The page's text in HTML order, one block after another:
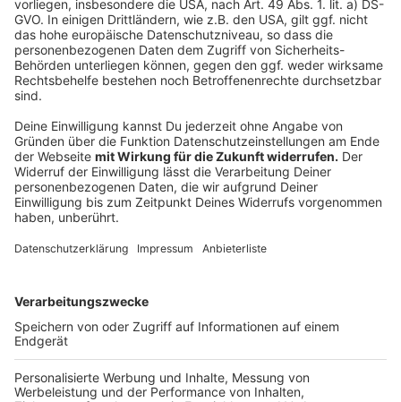
größtenteils an den Wochenenden, ein Teil der Züge
auch unter der Woche zwischen Köln und Koblenz
umgeleitet oder entfallen auf dem Abschnitt
Koblenz/Bonn – Köln. In Richtung Norden werden die
Fernverkehrszüge im gesamten Zeitraum zwischen
Koblenz und Köln umgeleitet oder entfallen auf dem
Abschnitt Köln – Bonn/Koblenz. In Köln Hbf, Bonn,
Remagen und Andernach entfallen ICE/IC-Halte.
Ersatzweise halten alle betroffenen Züge in Köln
Messe/Deutz und alle IC-Züge in Bonn-Beuel. Die
Reisezeiten verlängern sich um bis zu 15 Minuten.
Weitere Arbeiten an der Leit- und Sicherungstechnik
für das ESTW „Köln Hbf“ haben in der Zeit vom 9. bis
12. November sowie vom 16. bis 19. November
Auswirkungen auf das S-Bahn-Netz und die RB 25.